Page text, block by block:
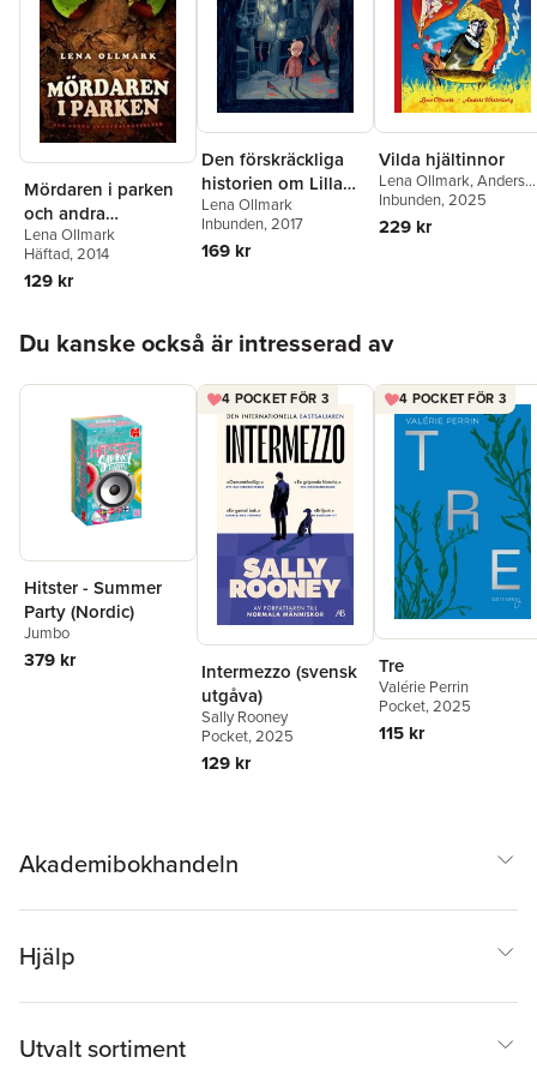
Mördaren i parken
och andra
skräckberättelser
Lena Ollmark
Häftad, 2014
129 kr
Den förskräckliga
historien om Lilla
Hon
Lena Ollmark
Inbunden, 2017
169 kr
Vilda hjältinnor
Lena Ollmark,Anders
Westerberg
Inbunden, 2025
229 kr
Du kanske också är intresserad av
Hitster - Summer
Party (Nordic)
Jumbo
379 kr
4 POCKET FÖR 3
Intermezzo (svensk
utgåva)
Sally Rooney
Pocket, 2025
129 kr
4 POCKET FÖR 3
Tre
Valérie Perrin
Pocket, 2025
115 kr
Akademibokhandeln
Hjälp
Utvalt sortiment